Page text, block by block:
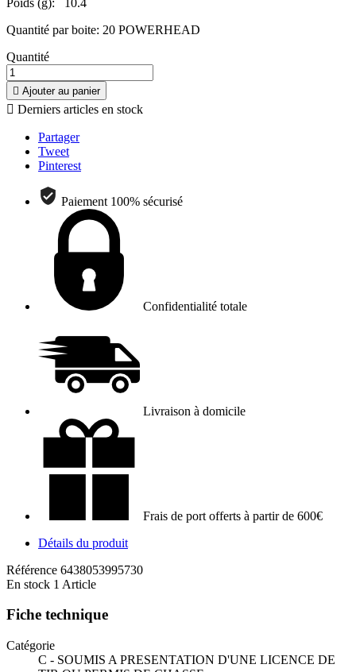
Quantité par boite: 20 POWERHEAD
Quantité
 Ajouter au panier
 Derniers articles en stock
Partager
Tweet
Pinterest
Paiement 100% sécurisé
Confidentialité totale
Livraison à domicile
Frais de port offerts à partir de 600€
Détails du produit
Référence 6438053995730
En stock 1 Article
Fiche technique
Catégorie
C - SOUMIS A PRESENTATION D'UNE LICENCE DE